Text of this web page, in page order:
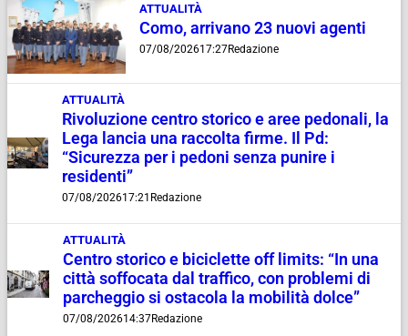
ATTUALITÀ
Como, arrivano 23 nuovi agenti
07/08/202617:27Redazione
ATTUALITÀ
Rivoluzione centro storico e aree pedonali, la
Lega lancia una raccolta firme. Il Pd:
“Sicurezza per i pedoni senza punire i
residenti”
07/08/202617:21 Redazione
ATTUALITÀ
Centro storico e biciclette off limits: “In una
città soffocata dal traffico, con problemi di
parcheggio si ostacola la mobilità dolce”
07/08/202614:37Redazione